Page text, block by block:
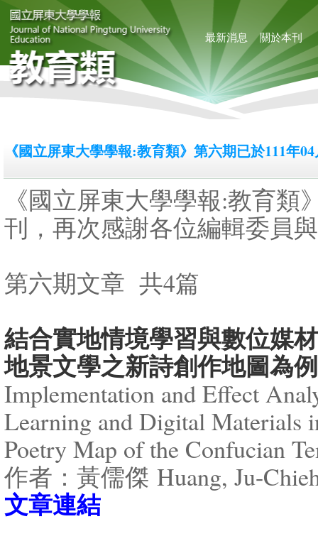
最新消息 關於本刊
《國立屏東大學學報:教育類》第六期已於111年
《國立屏東大學學報:教育類
刊，再次感謝各位編輯委員
第六期文章 共4篇
結合實地情境學習與數位媒
地景文學之新詩創作地圖為例
Implementation and Effect
Learning and Digital Materials
Poetry Map of the Confucian
作者：黃儒傑 Huang, Ju-
文章連結